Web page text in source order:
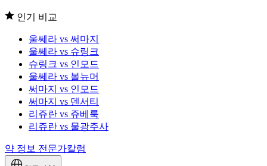
인기 비교
울쎄라 vs 써마지
울쎄라 vs 슈링크
슈링크 vs 인모드
울쎄라 vs 볼뉴머
써마지 vs 인모드
써마지 vs 덴서티
리쥬란 vs 쥬베룩
리쥬란 vs 물광주사
약 정보 전문가칼럼